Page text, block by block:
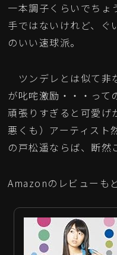
一本調子くらいでちょ
手ではないけれど、ぐ
のいい速球派。
ツンデレとは似て非
が叱咤激励・・・って
頑張りすぎると可愛げ
悪くも）アーティスト
の戸松遥ならば、断然
Amazonのレビューも